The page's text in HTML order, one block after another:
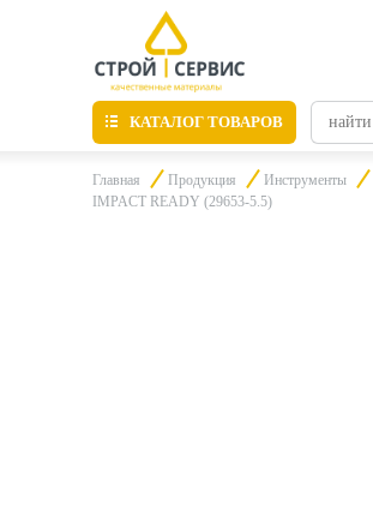
КАТАЛОГ ТОВАРОВ
Главная Продукция Инструменты
IMPACT READY (29653-5.5)